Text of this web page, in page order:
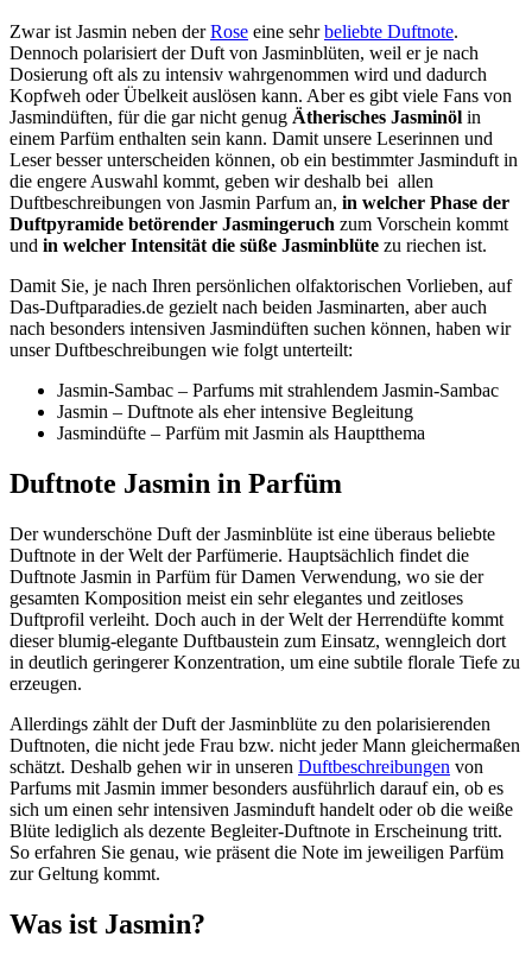
Zwar ist Jasmin neben derRose eine sehrbeliebte Duftnote.
Dennoch polarisiert der Duft von Jasminblüten, weil er je nach
Dosierung oft als zu intensiv wahrgenommen wird und dadurch
Kopfweh oder Übelkeit auslösen kann. Aber es gibt viele Fans von
Jasmindüften, für die gar nicht genug Ätherisches Jasminöl in
einem Parfüm enthalten sein kann. Damit unsere Leserinnen und
Leser besser unterscheiden können, ob ein bestimmter Jasminduft in
die engere Auswahl kommt, geben wir deshalb bei allen
Duftbeschreibungen von Jasmin Parfum an, in welcher Phase der
Duftpyramide betörender Jasmingeruch zum Vorschein kommt
und in welcher Intensität die süße Jasminblüte zu riechen ist.
Damit Sie, je nach Ihren persönlichen olfaktorischen Vorlieben, auf
Das-Duftparadies.de gezielt nach beiden Jasminarten, aber auch
nach besonders intensiven Jasmindüften suchen können, haben wir
unser Duftbeschreibungen wie folgt unterteilt:
Jasmin-Sambac – Parfums mit strahlendem Jasmin-Sambac
Jasmin – Duftnote als eher intensive Begleitung
Jasmindüfte – Parfüm mit Jasmin als Hauptthema
Duftnote Jasmin in Parfüm
Der wunderschöne Duft der Jasminblüte ist eine überaus beliebte
Duftnote in der Welt der Parfümerie. Hauptsächlich findet die
Duftnote Jasmin in Parfüm für Damen Verwendung, wo sie der
gesamten Komposition meist ein sehr elegantes und zeitloses
Duftprofil verleiht. Doch auch in der Welt der Herrendüfte kommt
dieser blumig-elegante Duftbaustein zum Einsatz, wenngleich dort
in deutlich geringerer Konzentration, um eine subtile florale Tiefe zu
erzeugen.
Allerdings zählt der Duft der Jasminblüte zu den polarisierenden
Duftnoten, die nicht jede Frau bzw. nicht jeder Mann gleichermaßen
schätzt. Deshalb gehen wir in unseren Duftbeschreibungen von
Parfums mit Jasmin immer besonders ausführlich darauf ein, ob es
sich um einen sehr intensiven Jasminduft handelt oder ob die weiße
Blüte lediglich als dezente Begleiter-Duftnote in Erscheinung tritt.
So erfahren Sie genau, wie präsent die Note im jeweiligen Parfüm
zur Geltung kommt.
Was ist Jasmin?